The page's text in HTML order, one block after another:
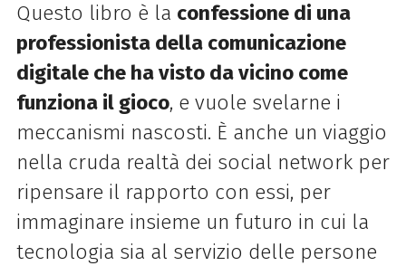
Questo libro è la confessione di una
professionista della comunicazione
digitale che ha visto da vicino come
funziona il gioco, e vuole svelarne i
meccanismi nascosti. È anche un viaggio
nella cruda realtà dei social network per
ripensare il rapporto con essi, per
immaginare insieme un futuro in cui la
tecnologia sia al servizio delle persone